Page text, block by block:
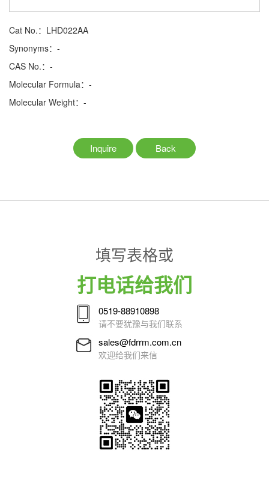
Cat No.：LHD022AA
Synonyms：-
CAS No.：-
Molecular Formula：-
Molecular Weight：-
Inquire Back
填写表格或
打电话给我们
0519-88910898
请不要犹豫与我们联系
sales@fdrrm.com.cn
欢迎给我们来信